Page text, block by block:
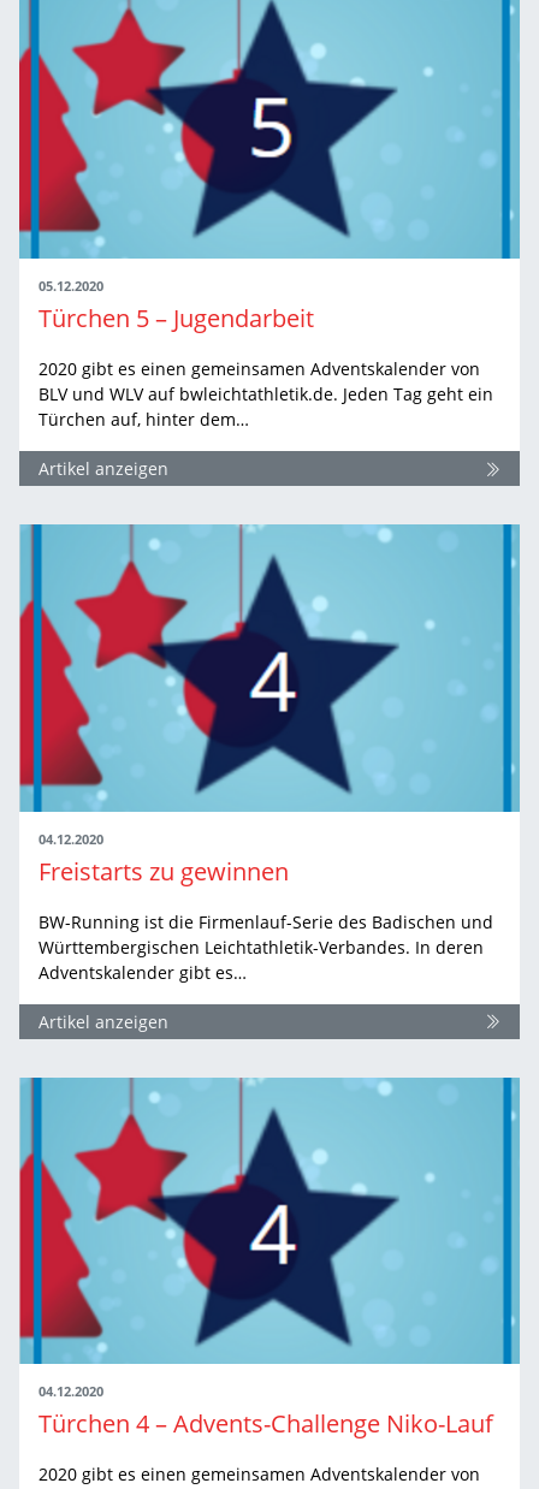
05.12.2020
Türchen 5 – Jugendarbeit
2020 gibt es einen gemeinsamen Adventskalender von
BLV und WLV auf bwleichtathletik.de. Jeden Tag geht ein
Türchen auf, hinter dem…
Artikel anzeigen
04.12.2020
Freistarts zu gewinnen
BW-Running ist die Firmenlauf-Serie des Badischen und
Württembergischen Leichtathletik-Verbandes. In deren
Adventskalender gibt es…
Artikel anzeigen
04.12.2020
Türchen 4 – Advents-Challenge Niko-Lauf
2020 gibt es einen gemeinsamen Adventskalender von